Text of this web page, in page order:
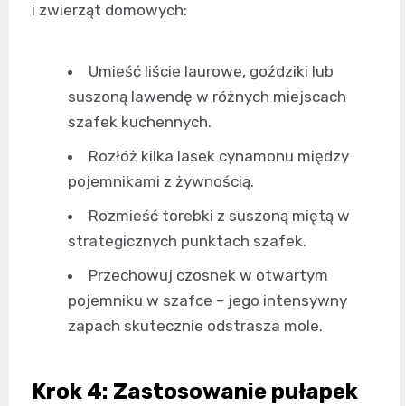
i zwierząt domowych:
Umieść liście laurowe, goździki lub
suszoną lawendę w różnych miejscach
szafek kuchennych.
Rozłóż kilka lasek cynamonu między
pojemnikami z żywnością.
Rozmieść torebki z suszoną miętą w
strategicznych punktach szafek.
Przechowuj czosnek w otwartym
pojemniku w szafce – jego intensywny
zapach skutecznie odstrasza mole.
Krok 4: Zastosowanie pułapek